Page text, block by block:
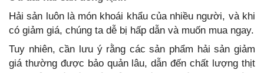
Hải sản luôn là món khoái khẩu của nhiều người, và khi
có giảm giá, chúng ta dễ bị hấp dẫn và muốn mua ngay.
Tuy nhiên, cần lưu ý rằng các sản phẩm hải sản giảm
giá thường được bảo quản lâu, dẫn đến chất lượng thịt